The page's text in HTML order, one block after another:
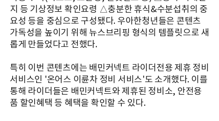
지 등 기상정보 확인요령 △충분한 휴식&수분섭취의 중
요성 등을 중심으로 구성됐다. 우아한청년들은 콘텐츠
가독성을 높이기 위해 뉴스브리핑 형식의 템플릿으로 새
롭게 만들었다고 전했다.
특히 이번 콘텐츠에는 배민커넥트 라이더전용 제휴 정비
서비스인 '온어스 이륜차 정비 서비스'도 소개했다. 이를
통해 라이더들은 배민커넥트와 제휴된 정비소, 안전용
품 할인혜택 등 혜택을 확인할 수 있다.